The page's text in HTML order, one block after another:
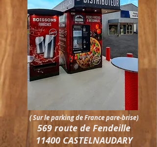
( Sur le parking de France pare-brise)
569 route de Fendeille
11400 CASTELNAUDARY